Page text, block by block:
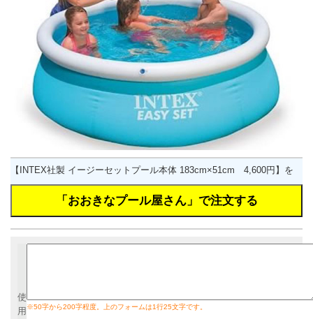
【INTEX社製 イージーセットプール本体 183cm×51cm 4,600円】を
使
用 ※50字から200字程度。上のフォームは1行25文字です。